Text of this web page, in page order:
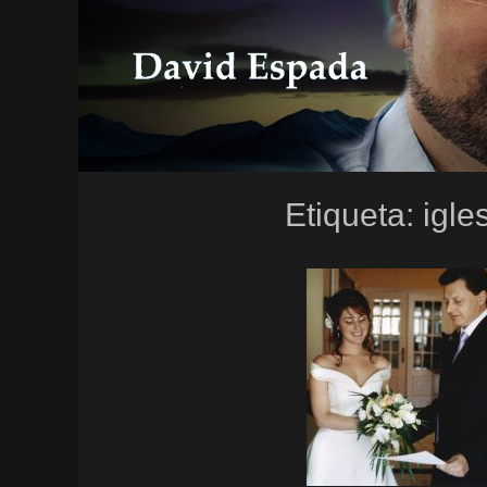
Etiqueta: